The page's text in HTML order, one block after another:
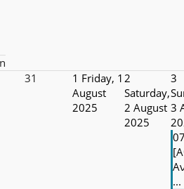
31 1 Friday, 1
August
2025
2
Saturday,
2 August
2025
3
3
...